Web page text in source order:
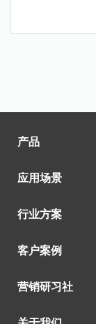
产品
应用场景
行业方案
客户案例
营销研习社